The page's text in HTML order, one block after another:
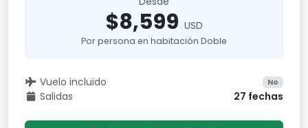
$8,599 USD
Por persona en habitación Doble
Vuelo incluido No
Salidas 27 fechas